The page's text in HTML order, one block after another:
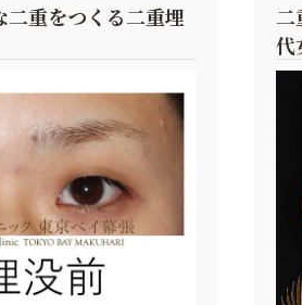
毛
その他のお
小顔・フェイ
注射、点滴に
ヴァンキッシュME
脂肪吸引
豊胸・豊胸術
豊胸・豊胸術
小顔整形・フェイス
ライン（輪郭）
ボトックス注射
二重をつくる二重埋
二
代